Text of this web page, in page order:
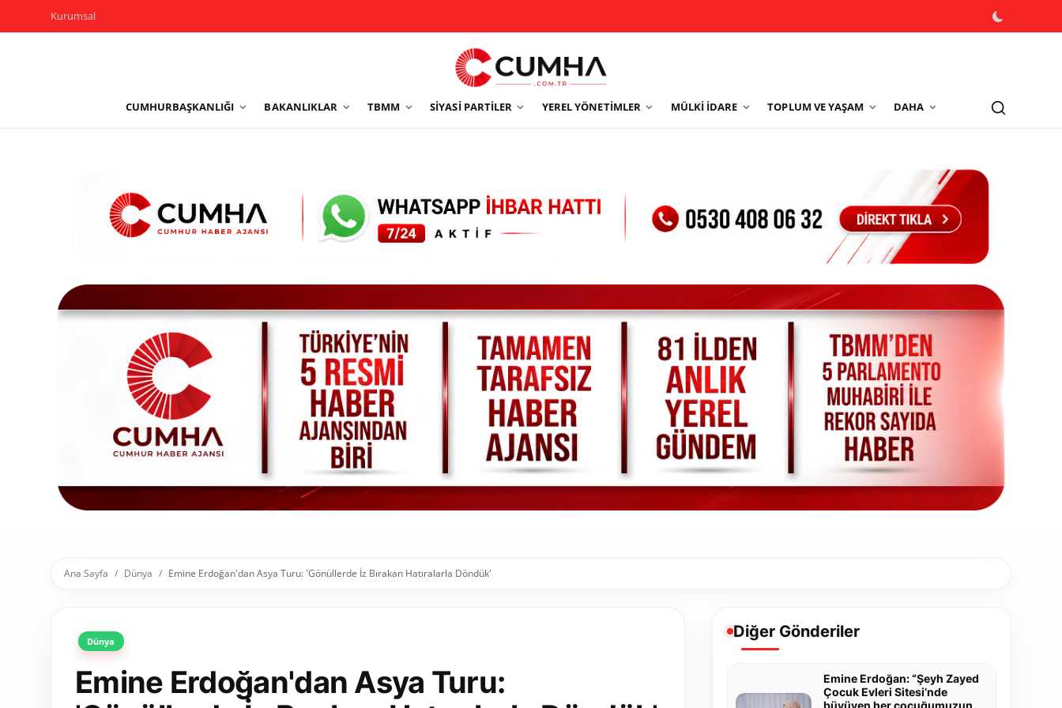
Kurumsal
CUMHURBAŞKANLIĞI BAKANLIKLAR TBMM SIYASI PARTILER YEREL YÖNETIMLER MÜLKI İDARE TOPLUM VE YAŞAM DAHA
Yerel Yönetimler
Sivil Toplum Kuruluşları
Kamu Kurumları ve Üst Kurullar
Resmi Reklamlar
Ana Sayfa Dünya Emine Erdoğan'dan Asya Turu: 'Gönüllerde İz Bırakan Hatıralarla Döndük'
Dünya
Emine Erdoğan'dan Asya Turu:
Diğer Gönderiler
Emine Erdoğan: “Şeyh Zayed
Çocuk Evleri Sitesi’nde